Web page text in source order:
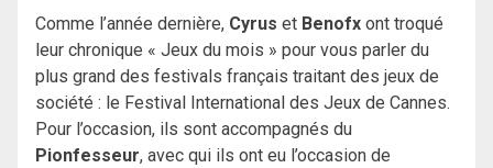
Comme l’année dernière, Cyrus et Benofx ont troqué
leur chronique « Jeux du mois » pour vous parler du
plus grand des festivals français traitant des jeux de
société : le Festival International des Jeux de Cannes.
Pour l’occasion, ils sont accompagnés du
Pionfesseur, avec qui ils ont eu l’occasion de